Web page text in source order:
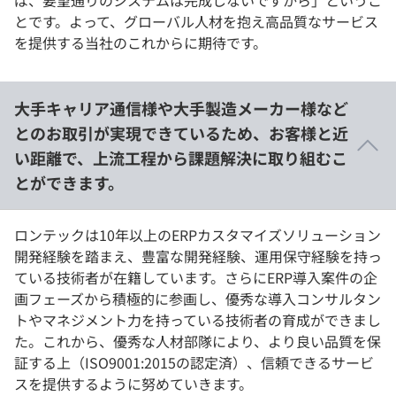
とです。よって、グローバル人材を抱え高品質なサービス
を提供する当社のこれからに期待です。
大手キャリア通信様や大手製造メーカー様など
とのお取引が実現できているため、お客様と近
い距離で、上流工程から課題解決に取り組むこ
とができます。
ロンテックは10年以上のERPカスタマイズソリューション
開発経験を踏まえ、豊富な開発経験、運用保守経験を持っ
ている技術者が在籍しています。さらにERP導入案件の企
画フェーズから積極的に参画し、優秀な導入コンサルタン
トやマネジメント力を持っている技術者の育成ができまし
た。これから、優秀な人材部隊により、より良い品質を保
証する上（ISO9001:2015の認定済）、信頼できるサービ
スを提供するように努めていきます。